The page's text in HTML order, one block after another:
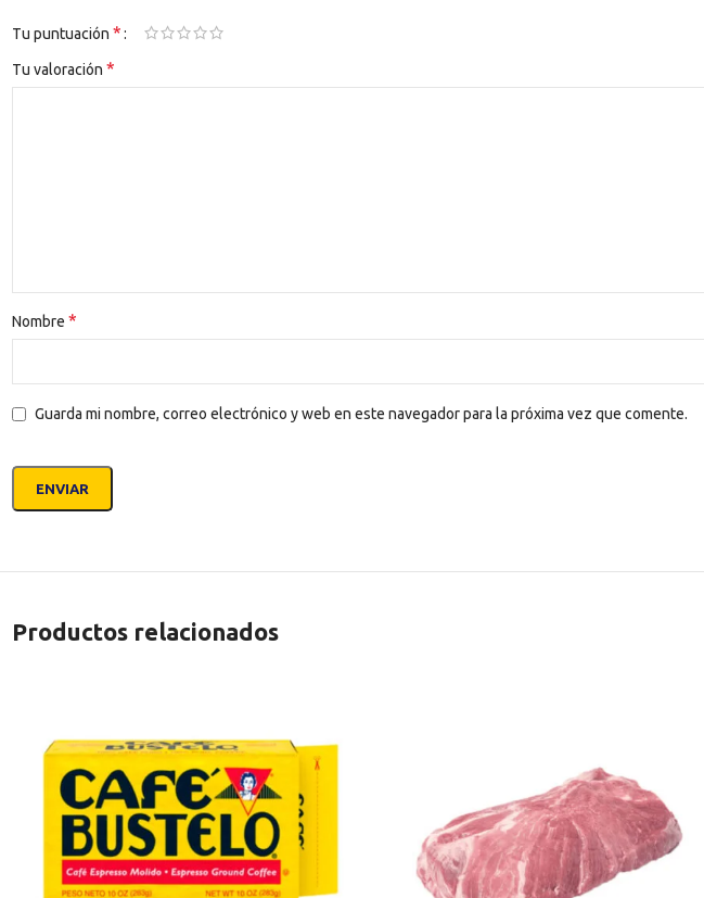
Tu puntuación *
Tu valoración *
Nombre *
Guarda mi nombre, correo electrónico y web en este navegador para la próxima vez que comente.
Productos relacionados